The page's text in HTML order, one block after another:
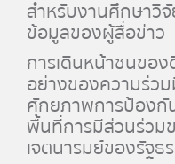
สำหรับงานศึกษาวิ
ข้อมูลของผู้สื่อข่าว
การเดินหน้าชนของ
อย่างของความร่วม
ศักยภาพการป้องกั
พื้นที่การมีส่วนร่วม
เจตนารมย์ของรัฐ